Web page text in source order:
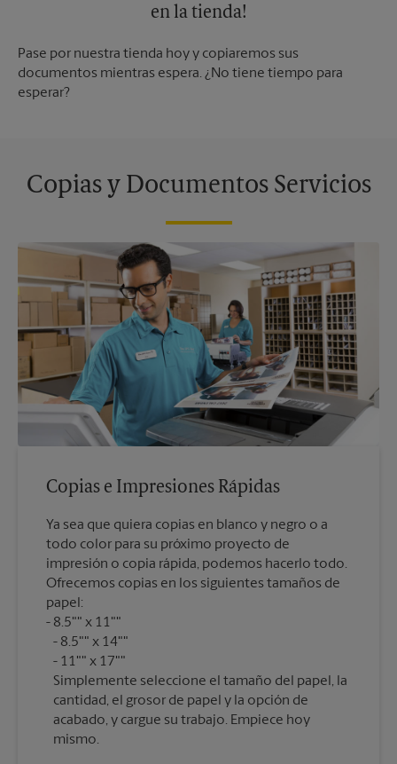
en la tienda!
Pase por nuestra tienda hoy y copiaremos sus
documentos mientras espera. ¿No tiene tiempo para
esperar?
Copias y Documentos Servicios
Copias e Impresiones Rápidas
Ya sea que quiera copias en blanco y negro o a
todo color para su próximo proyecto de
impresión o copia rápida, podemos hacerlo todo.
Ofrecemos copias en los siguientes tamaños de
papel:
8.5"" x 11""
8.5"" x 14""
11"" x 17""
Simplemente seleccione el tamaño del papel, la
cantidad, el grosor de papel y la opción de
acabado, y cargue su trabajo. Empiece hoy
mismo.